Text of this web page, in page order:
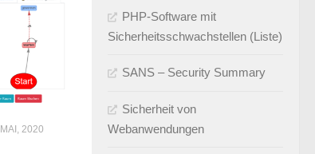
2020
PHP-Software mit
Sicherheitsschwachstellen (Liste)
SANS – Security Summary
Sicherheit von
Webanwendungen